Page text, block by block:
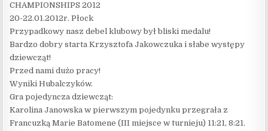
CHAMPIONSHIPS 2012
20-22.01.2012r. Płock
Przypadkowy nasz debel klubowy był bliski medalu!
Bardzo dobry starta Krzysztofa Jakowczuka i słabe występy
dziewcząt!
Przed nami dużo pracy!
Wyniki Hubalczyków.
Gra pojedyncza dziewcząt:
Karolina Janowska w pierwszym pojedynku przegrała z
Francuzką Marie Batomene (III miejsce w turnieju) 11:21, 8:21.